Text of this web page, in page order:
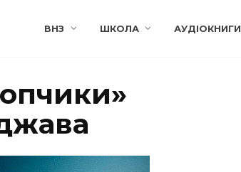
ВНЗ ШКОЛА АУДІОКНИГИ